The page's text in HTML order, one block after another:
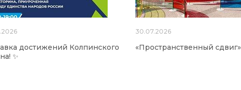
достижений Колпинского
✨
30.07.2026
«Пространственный сдвиг»